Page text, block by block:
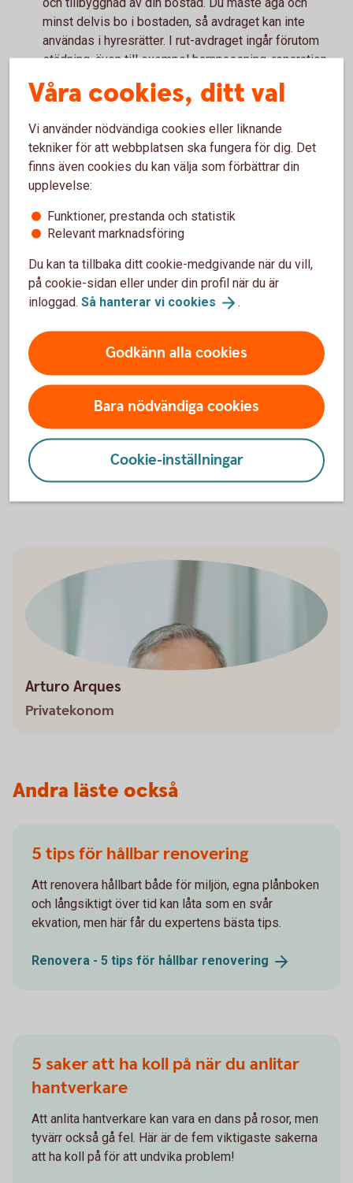
minst delvis bo i bostaden, så avdraget kan inte
användas i hyresrätter. I rut-avdraget ingår förutom
städning, även till exempel barnpassning, reparation
av vitvaror och snöskottning. Material och
resekostnader ger däremot inte rätt till rot- och
Finns det något mer som är viktigt att
tänka på?
– Ja, först och främst måste du ha en inkomst att göra
avdragen mot. Du kan alltså inte få rot- eller rutavdrag
utbetalade i rena pengar, utan avdragen kvittas mot
andra skatter, avslutar vår privatekonom Arturo
Arques.
Höj bolånet för renovering?
Att utöka ditt bolån kan vara ett bra alternativ när du
renoverar. Det kan öka bostadens värde och man kan
undvika stora och dyra ingrepp i framtiden genom att
underhålla sin bostad.
Höj ditt bolån – så funkar
Arturo Arques
Privatekonom
Andra läste också
5 tips för hållbar renovering
Att renovera hållbart både för miljön, egna plånboken
och långsiktigt över tid kan låta som en svår
ekvation, men här får du expertens bästa tips.
Renovera - 5 tips för hållbar renovering
5 saker att ha koll på när du anlitar
hantverkare
Att anlita hantverkare kan vara en dans på rosor, men
tyvärr också gå fel. Här är de fem viktigaste sakerna
att ha koll på för att undvika problem!
Våra cookies, ditt val
Vi använder nödvändiga cookies eller liknande
tekniker för att webbplatsen ska fungera för dig. Det
finns även cookies du kan välja som förbättrar din
upplevelse:
Funktioner, prestanda och statistik
Relevant marknadsföring
Du kan ta tillbaka ditt cookie-medgivande när du vill,
på cookie-sidan eller under din profil när du är
inloggad. Så hanterar vi cookies .
Godkänn alla cookies
Bara nödvändiga cookies
Cookie-inställningar